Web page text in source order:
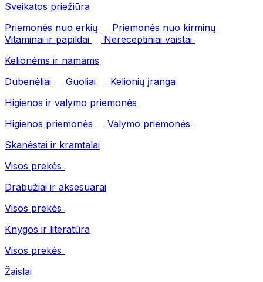
Sveikatos priežiūra
Priemonės nuo erkių
Priemonės nuo kirminų
Vitaminai ir papildai
Nereceptiniai vaistai
Kelionėms ir namams
Dubenėliai
Guoliai
Kelionių įranga
Higienos ir valymo priemonės
Higienos priemonės
Valymo priemonės
Skanėstai ir kramtalai
Visos prekės
Drabužiai ir aksesuarai
Visos prekės
Knygos ir literatūra
Visos prekės
Žaislai